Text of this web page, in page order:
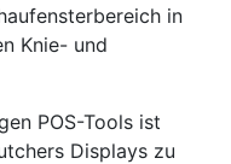
in
Knie- und
POS-Tools ist
Displays zu